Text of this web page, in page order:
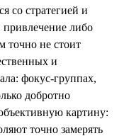
со стратегией и
привлечение либо
точно не стоит
и
фокус-группах,
добротно
картину:
точно замерять